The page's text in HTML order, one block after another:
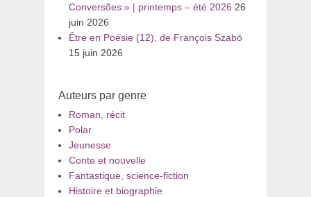
Conversões » | printemps – été 2026 26
juin 2026
Être en Poésie (12), de François Szabó
15 juin 2026
Auteurs par genre
Roman, récit
Polar
Jeunesse
Conte et nouvelle
Fantastique, science-fiction
Histoire et biographie